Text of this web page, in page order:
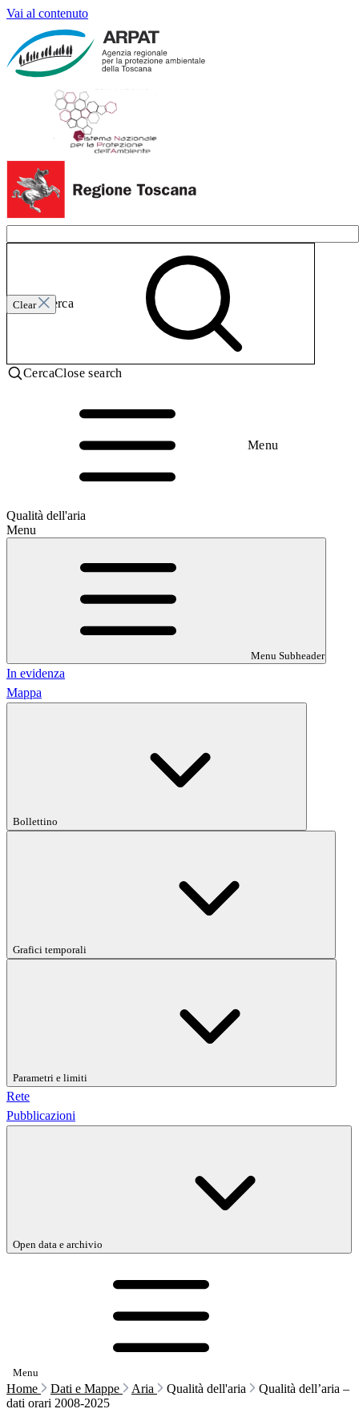
Vai al contenuto
Clear
Invia ricerca
CercaClose search
Menu
Qualità dell'aria
Menu
Menu Subheader
In evidenza
Mappa
Bollettino
Grafici temporali
Parametri e limiti
Rete
Pubblicazioni
Open data e archivio
Menu
Home Dati e Mappe Aria Qualità dell'aria
Qualità dell’aria –
dati orari 2008-2025